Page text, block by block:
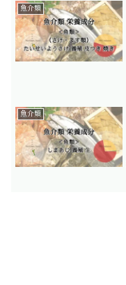
魚介類
魚介類